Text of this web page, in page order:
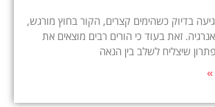
בדיוק כשהימים קצרים, הקור בחוץ מורגש,
זאת בעוד כי הורים רבים מוצאים את
שיצליח לשלב בין הנאה